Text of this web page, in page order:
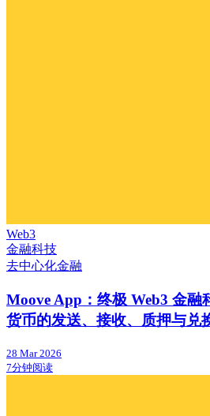
Web3
金融科技
去中心化金融
Moove App：终极 Web3 金融
货币的发送、接收、质押与兑
28 Mar 2026
7分钟阅读